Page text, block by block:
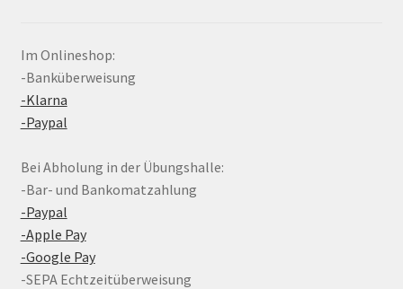
Im Onlineshop:
-Banküberweisung
-Klarna
-Paypal
Bei Abholung in der Übungshalle:
-Bar- und Bankomatzahlung
-Paypal
-Apple Pay
-Google Pay
-SEPA Echtzeitüberweisung